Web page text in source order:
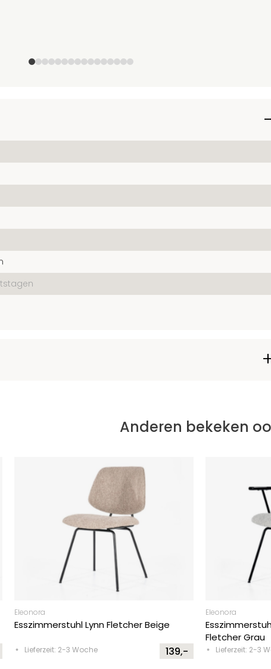
Anderen bekeken
Eleonora
Esszimmerstuhl Lynn Fletcher Beige
Lieferzeit: 2-3 Woche 139,-
Eleonora
Fletcher Grau
Lieferzeit: 2-3